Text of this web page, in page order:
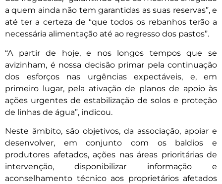
a quem ainda não tem garantidas as suas reservas”, e
até ter a certeza de “que todos os rebanhos terão a
necessária alimentação até ao regresso dos pastos”.
“A partir de hoje, e nos longos tempos que se
avizinham, é nossa decisão primar pela continuação
dos esforços nas urgências expectáveis, e, em
primeiro lugar, pela ativação de planos de apoio às
ações urgentes de estabilização de solos e proteção
de linhas de água”, indicou.
Neste âmbito, são objetivos, da associação, apoiar e
desenvolver, em conjunto com os baldios e
produtores afetados, ações nas áreas prioritárias de
intervenção, disponibilizar informação e
aconselhamento técnico aos proprietários afetados